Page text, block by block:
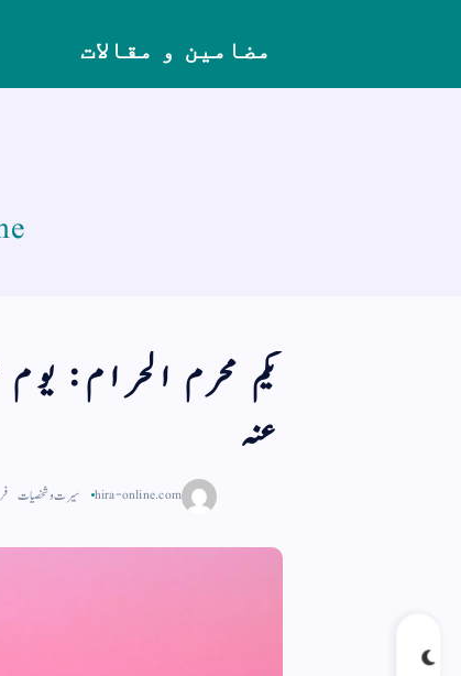
مضامین و مقالات
یکم محرم الحرام:
عنہ
hira-online.com سیرت و شخصیات